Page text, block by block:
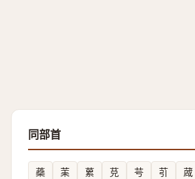
同部首
蘃 䒹 蔂 莌 芌 䒡 蒧